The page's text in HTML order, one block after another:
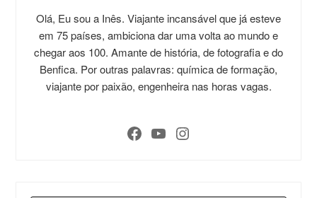
Olá, Eu sou a Inês. Viajante incansável que já esteve
em 75 países, ambiciona dar uma volta ao mundo e
chegar aos 100. Amante de história, de fotografia e do
Benfica. Por outras palavras: química de formação,
viajante por paixão, engenheira nas horas vagas.